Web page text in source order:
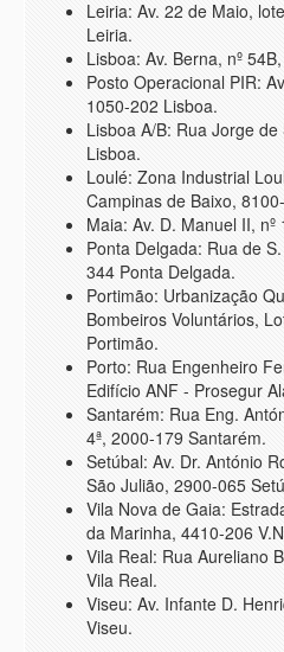
Leiria: Av. 22 de Maio,
Leiria.
Lisboa: Av. Berna, nº
Posto Operacional PIR:
1050-202 Lisboa.
Lisboa A/B: Rua Jorge
Lisboa.
Loulé: Zona Industrial
Campinas de Baixo,
Maia: Av. D. Manuel II,
Ponta Delgada: Rua de
344 Ponta Delgada.
Portimão: Urbanização
Bombeiros Voluntários,
Portimão.
Porto: Rua Engenheiro
Edifício ANF - Prosegur
Santarém: Rua Eng.
4ª, 2000-179 Santarém.
Setúbal: Av. Dr. António
São Julião, 2900-065
Vila Nova de Gaia:
da Marinha, 4410-206
Vila Real: Rua Aureliano
Vila Real.
Viseu: Av. Infante D.
Viseu.